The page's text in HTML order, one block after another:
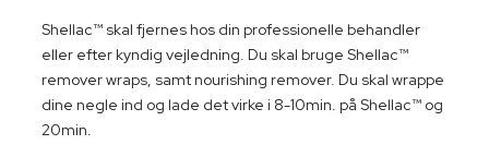
​Shellac™ skal fjernes hos din professionelle behandler
eller efter kyndig vejledning. Du skal bruge Shellac™
remover wraps, samt nourishing remover. Du skal wrappe
dine negle ind og lade det virke i 8-10min. på Shellac™ og
20min.